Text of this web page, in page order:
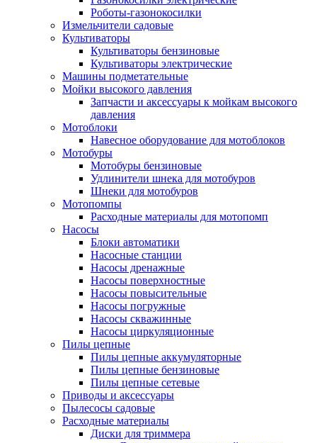
Роботы-газонокосилки
Измельчители садовые
Культиваторы
Культиваторы бензиновые
Культиваторы электрические
Машины подметательные
Мойки высокого давления
Запчасти и аксессуары к мойкам высокого
давления
Мотоблоки
Навесное оборудование для мотоблоков
Мотобуры
Мотобуры бензиновые
Удлинители шнека для мотобуров
Шнеки для мотобуров
Мотопомпы
Расходные материалы для мотопомп
Насосы
Блоки автоматики
Насосные станции
Насосы дренажные
Насосы поверхностные
Насосы повысительные
Насосы погружные
Насосы скважинные
Насосы циркуляционные
Пилы цепные
Пилы цепные аккумуляторные
Пилы цепные бензиновые
Пилы цепные сетевые
Приводы и аксессуары
Пылесосы садовые
Расходные материалы
Диски для триммера